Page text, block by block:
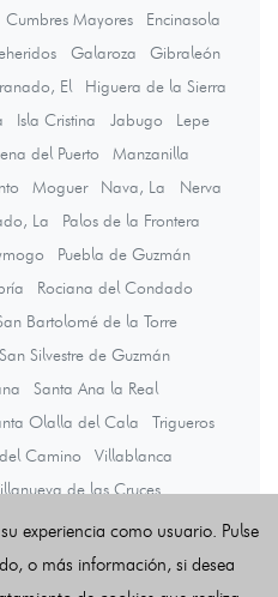
Cumbres Mayores
Encinasola
Galaroza
Gibraleón
El
Higuera de la Sierra
Isla Cristina Jabugo
Lepe
del Puerto
Manzanilla
Moguer Nava, La
Nerva
La
Palos de la Frontera
Puebla de Guzmán
Rociana del Condado
Bartolomé de la Torre
San Silvestre de Guzmán
Santa Ana la Real
Olalla del Cala
Trigueros
Camino
Villablanca
de las Cruces
Villarrasa
Zalamea la Real
Zufre
experiencia como usuario. Pulse
o más información, si desea